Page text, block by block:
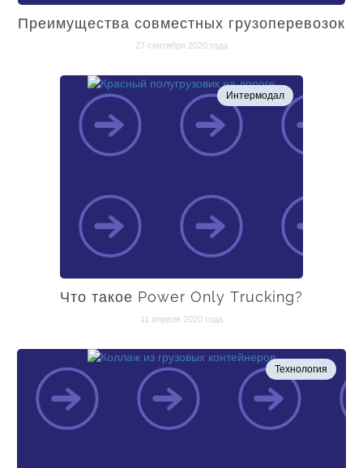
Преимущества совместных грузоперевозок
27 сентября 2020 года
Интермодал
Что такое Power Only Trucking?
11 апреля 2020 года
Технология